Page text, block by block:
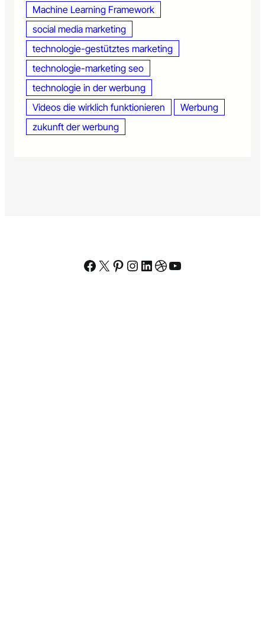
Machine Learning Framework
social media marketing
technologie-gestütztes marketing
technologie-marketing seo
technologie in der werbung
Videos die wirklich funktionieren
Werbung
zukunft der werbung
Facebook
X Pinterest
Instagram
LinkedIn
Dribbble
YouTube